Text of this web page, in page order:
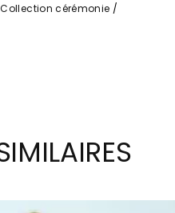
Collection cérémonie